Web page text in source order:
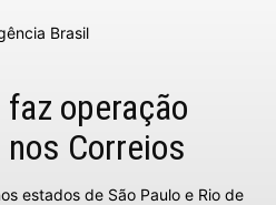
Brasil
operação
Correios
estados de São Paulo e Rio de